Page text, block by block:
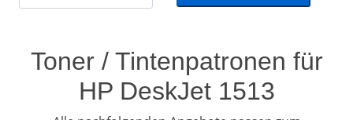
Toner / Tintenpatronen für
HP DeskJet 1513